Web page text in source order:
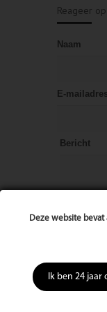
Deze website
Ik ben 24 jaar
Reageer
Naam
E-mailadres
Bericht